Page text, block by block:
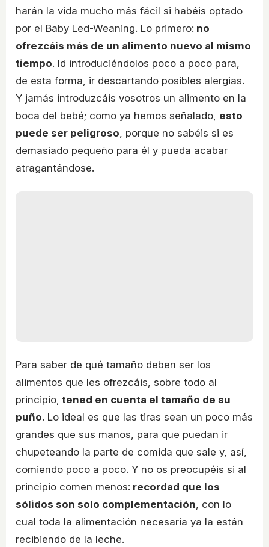
harán la vida mucho más fácil si habéis optado
por el Baby Led-Weaning. Lo primero: no
ofrezcáis más de un alimento nuevo al mismo
tiempo. Id introduciéndolos poco a poco para,
de esta forma, ir descartando posibles alergias.
Y jamás introduzcáis vosotros un alimento en la
boca del bebé; como ya hemos señalado, esto
puede ser peligroso , porque no sabéis si es
demasiado pequeño para él y pueda acabar
atragantándose.
Para saber de qué tamaño deben ser los
alimentos que les ofrezcáis, sobre todo al
principio, tened en cuenta el tamaño de su
puño. Lo ideal es que las tiras sean un poco más
grandes que sus manos, para que puedan ir
chupeteando la parte de comida que sale y, así,
comiendo poco a poco. Y no os preocupéis si al
principio comen menos: recordad que los
sólidos son solo complementación , con lo
cual toda la alimentación necesaria ya la están
recibiendo de la leche.